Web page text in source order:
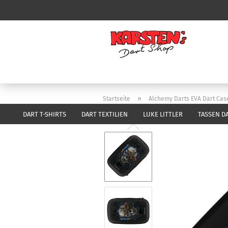
DART T-SHIRTS DART TEXTILIEN LUKE LITTLER TASSEN
Startseite » Alchemy Darts EVA Dart